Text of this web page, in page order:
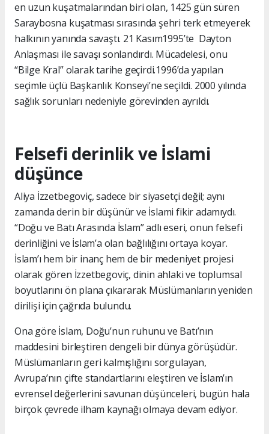
en uzun kuşatmalarından biri olan, 1425 gün süren
Saraybosna kuşatması sırasında şehri terk etmeyerek
halkının yanında savaştı. 21 Kasım1995’te Dayton
Anlaşması ile savaşı sonlandırdı. Mücadelesi, onu
“Bilge Kral” olarak tarihe geçirdi.1996’da yapılan
seçimle üçlü Başkanlık Konseyi’ne seçildi. 2000 yılında
sağlık sorunları nedeniyle görevinden ayrıldı.
Felsefi derinlik ve İslami
düşünce
Aliya İzzetbegoviç, sadece bir siyasetçi değil; aynı
zamanda derin bir düşünür ve İslami fikir adamıydı.
“Doğu ve Batı Arasında İslam” adlı eseri, onun felsefi
derinliğini ve İslam’a olan bağlılığını ortaya koyar.
İslam’ı hem bir inanç hem de bir medeniyet projesi
olarak gören İzzetbegoviç, dinin ahlaki ve toplumsal
boyutlarını ön plana çıkararak Müslümanların yeniden
dirilişi için çağrıda bulundu.
Ona göre İslam, Doğu’nun ruhunu ve Batı’nın
maddesini birleştiren dengeli bir dünya görüşüdür.
Müslümanların geri kalmışlığını sorgulayan,
Avrupa’nın çifte standartlarını eleştiren ve İslam’ın
evrensel değerlerini savunan düşünceleri, bugün hala
birçok çevrede ilham kaynağı olmaya devam ediyor.